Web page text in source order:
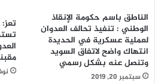
الناطق باسم حكومة الإنقاذ
الوطني : تنفيذ تحالف العدوان
لعملية عسكرية في الحديدة
انتهاك واضح لاتفاق السويد
وتنصل عنه بشكل رسمي
سبتمبر 20, 2019